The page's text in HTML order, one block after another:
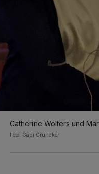
Catherine Wolters und
Foto: Gabi Gründker